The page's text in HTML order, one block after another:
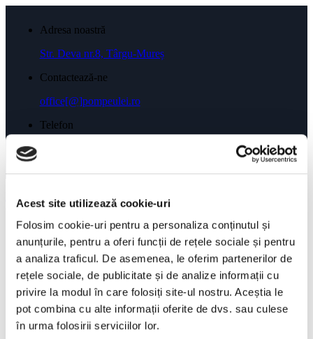
Acest site utilizează cookie-uri
Folosim cookie-uri pentru a personaliza conținutul și
anunțurile, pentru a oferi funcții de rețele sociale și pentru
a analiza traficul. De asemenea, le oferim partenerilor de
rețele sociale, de publicitate și de analize informații cu
privire la modul în care folosiți site-ul nostru. Aceștia le
pot combina cu alte informații oferite de dvs. sau culese
în urma folosirii serviciilor lor.
Adresa noastră
Str. Deva nr.8, Târgu-Mureș
Contactează-ne
office[@]pompeulei.ro
Telefon
Căutare
Shop
Servicii
Pompă Ulei 2.0 TDI
Turbosuflante
Recondiționare casete direcție și pompe servo